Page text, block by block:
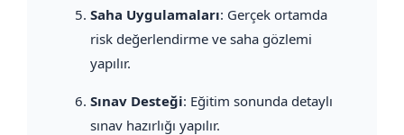
Saha Uygulamaları: Gerçek ortamda
risk değerlendirme ve saha gözlemi
yapılır.
Sınav Desteği: Eğitim sonunda detaylı
sınav hazırlığı yapılır.